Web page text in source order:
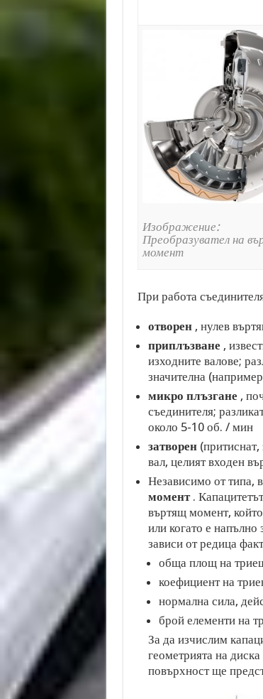
Изображение:
Преобразувател на
момент
При работа
отворен, нулев
приплъзване ,
изходните валове;
значителна
микро плъзгане ,
съединителя;
около 5-10 об. / мин
затворен(притиснат,
вал, целият входен
Независимо от типа,
момент.
въртящ момент,
или когато е
зависи от редица
обща площ на
коефициент на
нормална сила,
брой елементи на
За да изчислим
геометрията на
повърхност ще